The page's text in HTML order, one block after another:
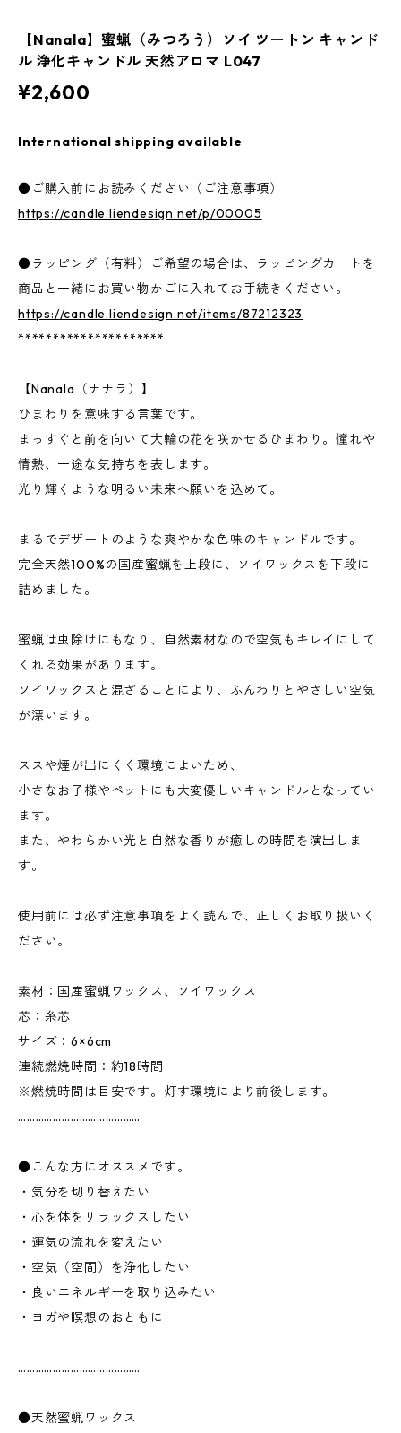
【Nanala】蜜蝋（みつろう）ソイ ツートン キャンド
ル 浄化キャンドル 天然アロマ L047
¥2,600
International shipping available
●ご購入前にお読みください（ご注意事項）
https://candle.liendesign.net/p/00005
●ラッピング（有料）ご希望の場合は、ラッピングカートを
商品と一緒にお買い物かごに入れてお手続きください。
https://candle.liendesign.net/items/87212323
*********************
【Nanala（ナナラ）】
ひまわりを意味する言葉です。
まっすぐと前を向いて大輪の花を咲かせるひまわり。憧れや
情熱、一途な気持ちを表します。
光り輝くような明るい未来へ願いを込めて。
まるでデザートのような爽やかな色味のキャンドルです。
完全天然100%の国産蜜蝋を上段に、ソイワックスを下段に
詰めました。
蜜蝋は虫除けにもなり、自然素材なので空気もキレイにして
くれる効果があります。
ソイワックスと混ざることにより、ふんわりとやさしい空気
が漂います。
ススや煙が出にくく環境によいため、
小さなお子様やペットにも大変優しいキャンドルとなってい
ます。
また、やわらかい光と自然な香りが癒しの時間を演出しま
す。
使用前には必ず注意事項をよく読んで、正しくお取り扱いく
ださい。
素材：国産蜜蝋ワックス、ソイワックス
芯：糸芯
サイズ：6×6cm
連続燃焼時間：約18時間
※燃焼時間は目安です。灯す環境により前後します。
……………………………………
●こんな方にオススメです。
・気分を切り替えたい
・心を体をリラックスしたい
・運気の流れを変えたい
・空気（空間）を浄化したい
・良いエネルギーを取り込みたい
・ヨガや瞑想のおともに
……………………………………
●天然蜜蝋ワックス